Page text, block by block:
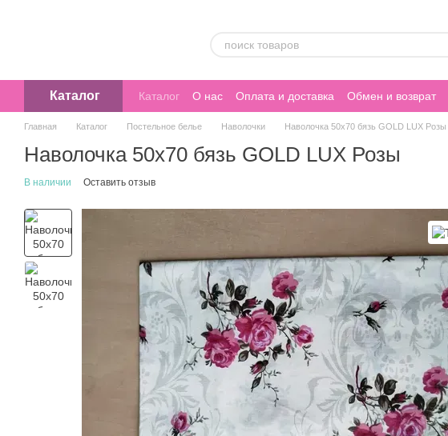
Каталог Каталог О нас Оплата и доставка Обмен и возврат
Главная Каталог Постельное белье Наволочки Наволочка 50х70 бязь GOLD LUX Розы
Наволочка 50х70 бязь GOLD LUX Розы
В наличии Оставить отзыв